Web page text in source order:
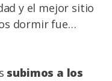
y el mejor sitio
dormir fue…
subimos a los